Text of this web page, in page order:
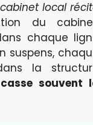
local
du
chaque
suspens,
la
souvent